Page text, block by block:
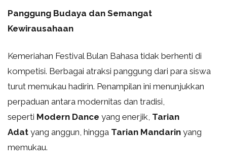
Panggung Budaya dan Semangat
Kewirausahaan
Kemeriahan Festival Bulan Bahasa tidak berhenti di
kompetisi. Berbagai atraksi panggung dari para siswa
turut memukau hadirin. Penampilan ini menunjukkan
perpaduan antara modernitas dan tradisi,
seperti Modern Dance yang enerjik, Tarian
Adat yang anggun, hingga Tarian Mandarin yang
memukau.